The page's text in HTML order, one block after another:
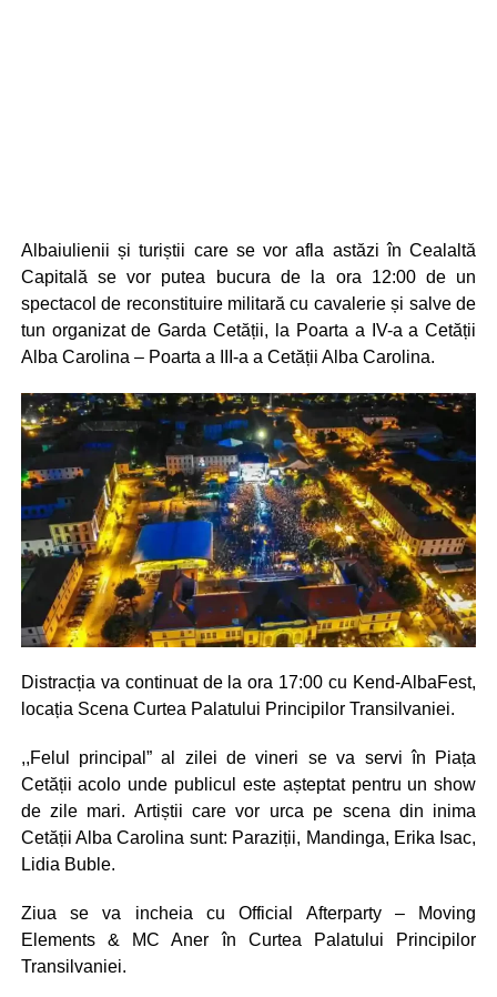
Albaiulienii și turiștii care se vor afla astăzi în Cealaltă
Capitală se vor putea bucura de la ora 12:00 de un
spectacol de reconstituire militară cu cavalerie și salve de
tun organizat de Garda Cetății, la Poarta a IV-a a Cetății
Alba Carolina – Poarta a III-a a Cetății Alba Carolina.
Distracția va continuat de la ora 17:00 cu Kend-AlbaFest,
locația Scena Curtea Palatului Principilor Transilvaniei.
,,Felul principal” al zilei de vineri se va servi în Piața
Cetății acolo unde publicul este așteptat pentru un show
de zile mari. Artiștii care vor urca pe scena din inima
Cetății Alba Carolina sunt: Paraziții, Mandinga, Erika Isac,
Lidia Buble.
Ziua se va incheia cu Official Afterparty – Moving
Elements & MC Aner în Curtea Palatului Principilor
Transilvaniei.